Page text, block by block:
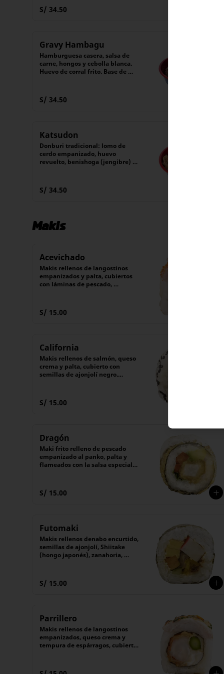
S/ 34.50
Gravy Hambagu
Hamburguesa casera, salsa de
carne, hongos y cebolla blanca.
Huevo de corral frito. Base de
S/ 34.50
Katsudon
Donburi tradicional: lomo de
cerdo empanizado, huevo
revuelto, benishoga (jengibre) y
montado con un guiso de cebolla
salteada.
S/ 34.50
Makis
Acevichado
Makis rellenos de langostinos
empanizados y palta, cubiertos
con láminas de pescado,
acevichada de la casa.
(6 piezas)
S/ 15.00
California
Makis rellenos de salmón, queso
crema y palta, cubierto con
semillas de ajonjolí negro.
(6 unidades).
S/ 15.00
Dragón
Maki frito relleno de pescado
empanizado al panko, palta y
flameados con la salsa especial
(dulce).
(6 unidades).
S/ 15.00
Futomaki
Makis rellenos denabo encurtido,
semillas de ajonjolí, Shiitake
(hongo japonés), zanahoria,
cubierto con alga nori.
El maki tradicional japonés.
S/ 15.00
Parrillero
Makis rellenos de langostinos
empanizados, queso crema y
tempura de espárragos, cubierto
chimichurri especial.